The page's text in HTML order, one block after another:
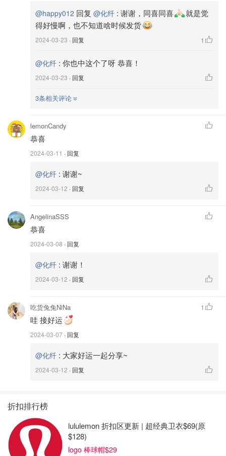
@happy012 回复 @化纤 : 谢谢，同喜同喜
就是觉
得好慢啊，也不知道啥时候发货
2024-03-23 · 回复 1
@化纤 : 你也中这个了呀 恭喜！
2024-03-23 · 回复
3条相关评论
lemonCandy
恭喜
2024-03-11 · 回复
@化纤 : 谢谢~
2024-03-12 · 回复
AngelinaSSS
恭喜
2024-03-08 · 回复
@化纤 : 谢谢！
2024-03-12 · 回复
吃货兔兔NiNa
哇 接好运
2024-03-07 · 回复
1
@化纤 : 大家好运一起分享~
2024-03-12 · 回复
折扣排行榜
lululemon 折扣区更新 | 超经典卫衣$69(原
$128)
logo 棒球帽$29